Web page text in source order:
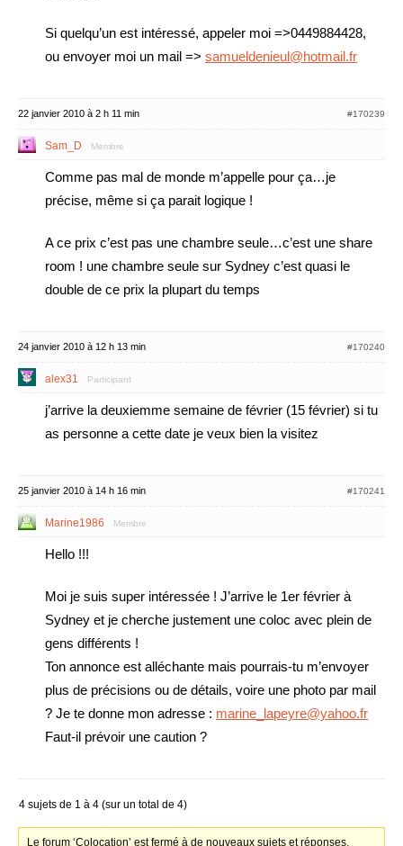
Si quelqu’un est intéressé, appeler moi =>0449884428,
ou envoyer moi un mail => samueldenieul@hotmail.fr
22 janvier 2010 à 2 h 11 min #170239
Sam_D Membre
Comme pas mal de monde m’appelle pour ça…je
précise, même si ça parait logique !
A ce prix c’est pas une chambre seule…c’est une share
room ! une chambre seule sur Sydney c’est quasi le
double de ce prix la plupart du temps
24 janvier 2010 à 12 h 13 min #170240
alex31 Participant
j’arrive la deuxiemme semaine de février (15 février) si tu
as personne a cette date je veux bien la visitez
25 janvier 2010 à 14 h 16 min #170241
Marine1986 Membre
Hello !!!
Moi je suis super intéressée ! J’arrive le 1er février à
Sydney et je cherche justement une coloc avec plein de
gens différents !
Ton annonce est alléchante mais pourrais-tu m’envoyer
plus de précisions ou de détails, voire une photo par mail
? Je te donne mon adresse : marine_lapeyre@yahoo.fr
Faut-il prévoir une caution ?
4 sujets de 1 à 4 (sur un total de 4)
Le forum ‘Colocation’ est fermé à de nouveaux sujets et réponses.